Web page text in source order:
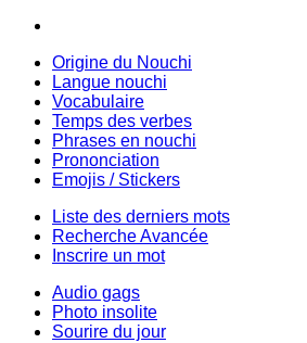
Origine du Nouchi
Langue nouchi
Vocabulaire
Temps des verbes
Phrases en nouchi
Prononciation
Emojis / Stickers
Liste des derniers mots
Recherche Avancée
Inscrire un mot
Audio gags
Photo insolite
Sourire du jour